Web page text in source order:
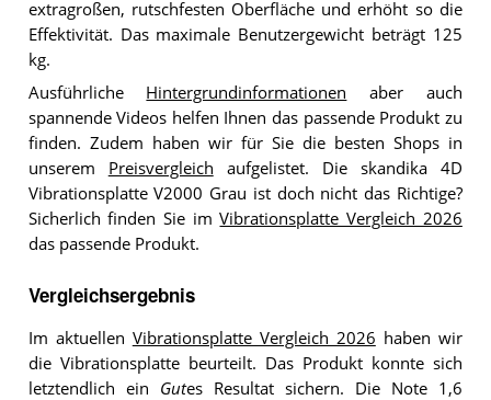
extragroßen, rutschfesten Oberfläche und erhöht so die
Effektivität. Das maximale Benutzergewicht beträgt 125
kg.
Ausführliche Hintergrundinformationen aber auch
spannende Videos helfen Ihnen das passende Produkt zu
finden. Zudem haben wir für Sie die besten Shops in
unserem Preisvergleich aufgelistet. Die skandika 4D
Vibrationsplatte V2000 Grau ist doch nicht das Richtige?
Sicherlich finden Sie imVibrationsplatte Vergleich 2026
das passende Produkt.
Vergleichsergebnis
Im aktuellen Vibrationsplatte Vergleich 2026 haben wir
die Vibrationsplatte beurteilt. Das Produkt konnte sich
letztendlich ein Gutes Resultat sichern. Die Note 1,6